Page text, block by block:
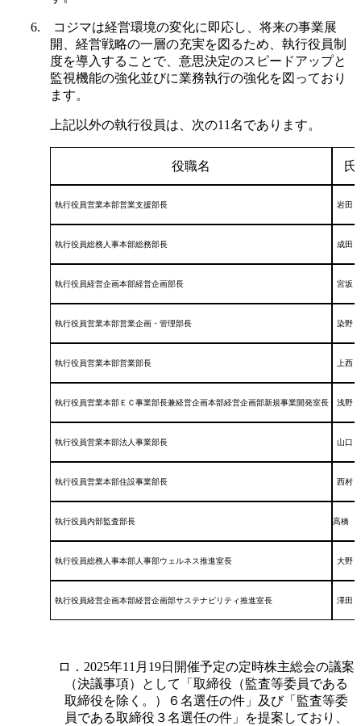
6. コジマは経営環境の変化に即応し、将来の事業展
開、経営戦略の一層の充実を図るため、執行役員制
度を導入することで、意思決定のスピードアップと
監視機能の強化並びに業務執行の強化を図っており
ます。
上記以外の執行役員は、次の11名であります。
役職名 氏
執行役員営業本部営業支援部長 岩田
執行役員総務人事本部総務部長 成田
執行役員経営企画本部経営企画部長 宮坂
執行役員営業本部営業企画・管理部長 染野
執行役員営業本部営業部長 上西
執行役員営業本部ＥＣ事業部長兼経営企画本部経営企画部新規事業開発室長 浅野
執行役員営業本部法人事業部長 山口
執行役員営業本部住設事業部長 西村
執行役員内部監査部長 髙橋
執行役員総務人事本部人事部ウェルネス推進室長 大野
執行役員経営企画本部経営企画部サステナビリティ推進室長 澤田
ロ．2025年11月19日開催予定の定時株主総会の議案
（決議事項）として「取締役（監査等委員である
取締役を除く。）６名選任の件」及び「監査等委
員である取締役３名選任の件」を提案しており、